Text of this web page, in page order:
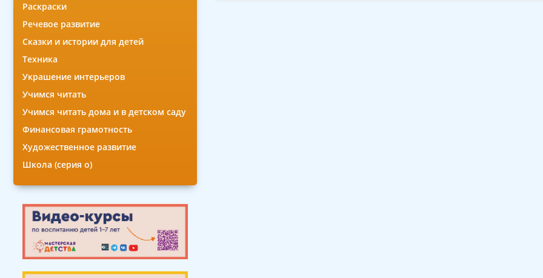
Раскраски
Речевое развитие
Сказки и истории для детей
Техника
Украшение интерьеров
Учимся читать
Учимся читать дома и в детском саду
Финансовая грамотность
Художественное развитие
Школа (серия о)